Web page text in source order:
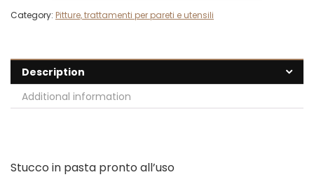
Category: Pitture, trattamenti per pareti e utensili
Description
Additional information
Stucco in pasta pronto all’uso